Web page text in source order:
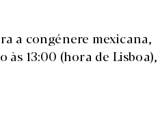
a congénere mexicana,
13:00 (hora de Lisboa),